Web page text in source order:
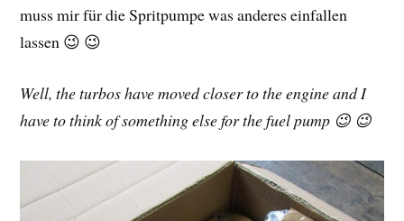
muss mir für die Spritpumpe was anderes einfallen
lassen 😉 😉
Well, the turbos have moved closer to the engine and I
have to think of something else for the fuel pump 😉 😉